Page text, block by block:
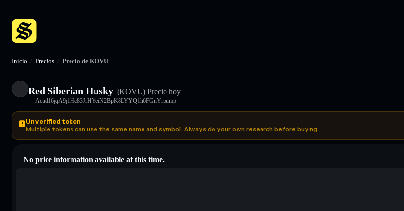
Inicio / Precios / Precio de KOVU
Red Siberian Husky (KOVU) Precio hoy
Acud16jqA9j1Hc83JrHYeiN2BpK8LYYQ1h6FGnYrpump
Unverified token
Multiple tokens can use the same name and symbol. Always do your own research before buying.
No price information available at this time.